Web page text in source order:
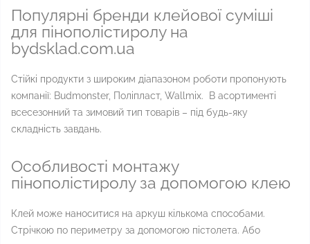
Популярні бренди клейової суміші
для пінополістиролу на
bydsklad.com.ua
Стійкі продукти з широким діапазоном роботи пропонують
компанії: Budmonster, Поліпласт, Wallmix. В асортименті
всесезонний та зимовий тип товарів – під будь-яку
складність завдань.
Особливості монтажу
пінополістиролу за допомогою клею
Клей може наноситися на аркуш кількома способами.
Стрічкою по периметру за допомогою пістолета. Або